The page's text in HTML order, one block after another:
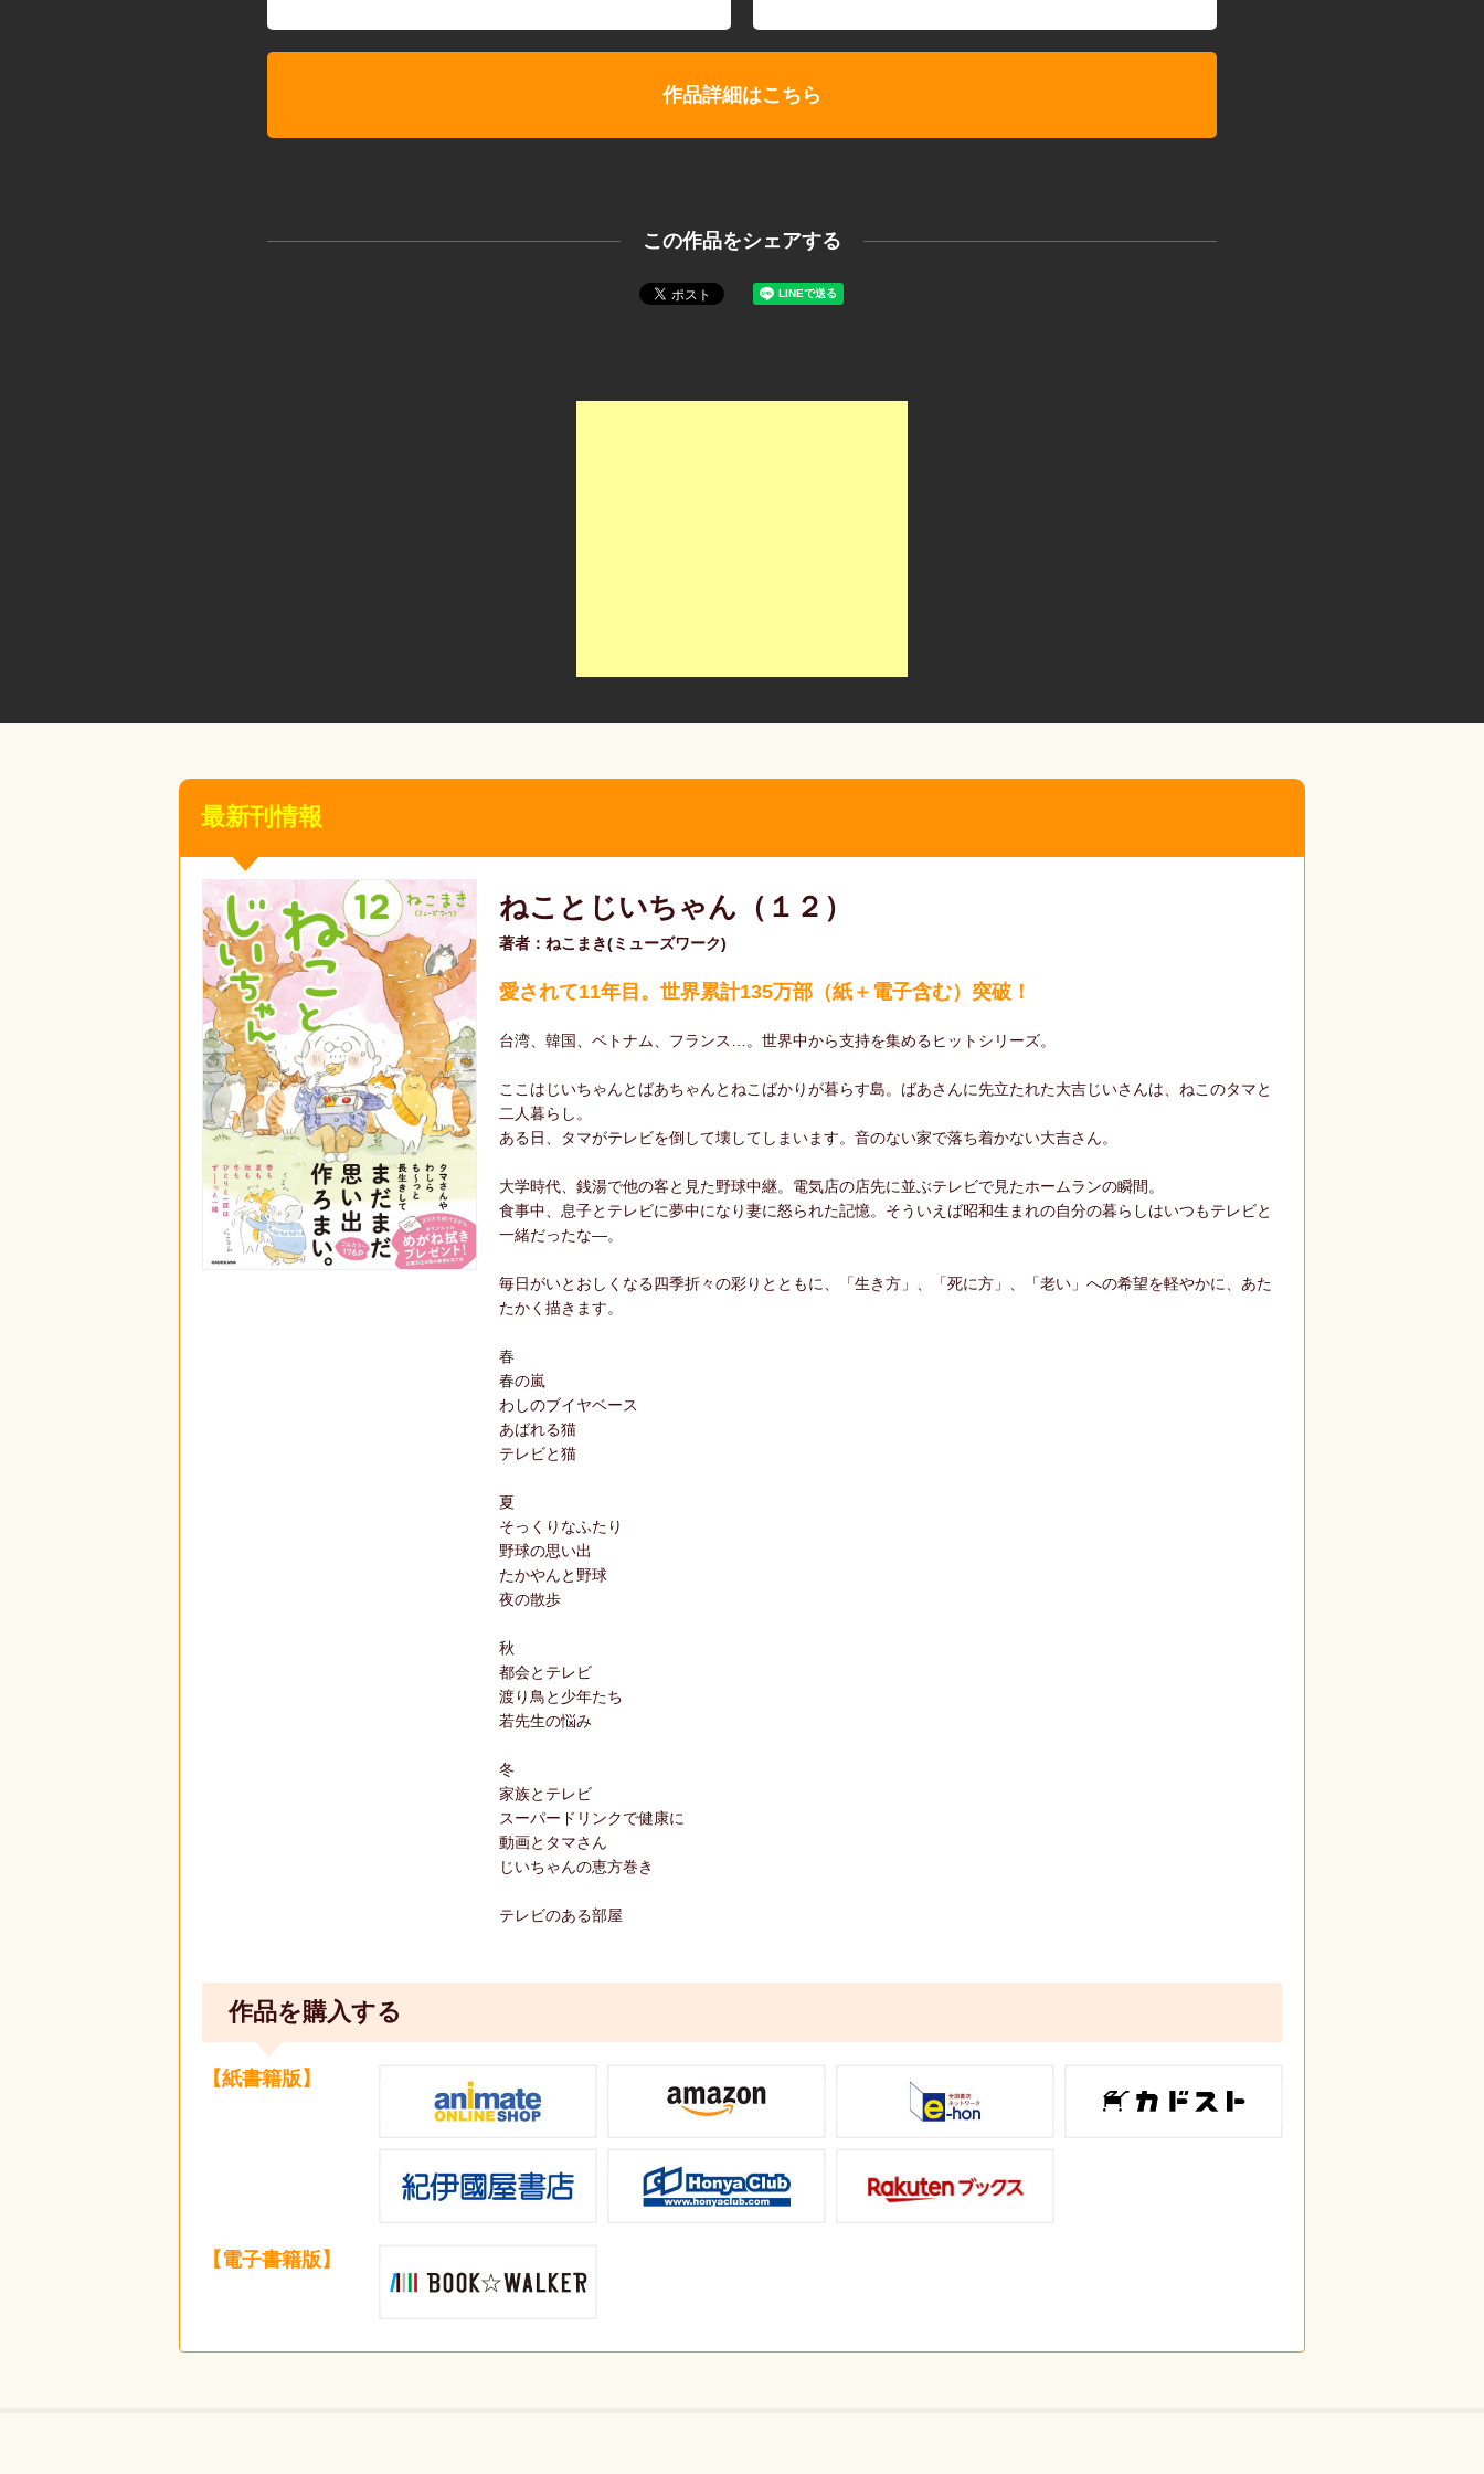
作品詳細はこちら
この作品をシェアする
最新刊情報
ねことじいちゃん（１２）
著者：ねこまき(ミューズワーク)
愛されて11年目。世界累計135万部（紙＋電子含む）突破！
台湾、韓国、ベトナム、フランス…。世界中から支持を集めるヒットシリーズ。
ここはじいちゃんとばあちゃんとねこばかりが暮らす島。ばあさんに先立たれた大吉じいさんは、ねこのタマと
二人暮らし。
ある日、タマがテレビを倒して壊してしまいます。音のない家で落ち着かない大吉さん。
大学時代、銭湯で他の客と見た野球中継。電気店の店先に並ぶテレビで見たホームランの瞬間。
食事中、息子とテレビに夢中になり妻に怒られた記憶。そういえば昭和生まれの自分の暮らしはいつもテレビと
一緒だったな―。
毎日がいとおしくなる四季折々の彩りとともに、「生き方」、「死に方」、「老い」への希望を軽やかに、あた
たかく描きます。
春
春の嵐
わしのブイヤベース
あばれる猫
テレビと猫
夏
そっくりなふたり
野球の思い出
たかやんと野球
夜の散歩
秋
都会とテレビ
渡り鳥と少年たち
若先生の悩み
冬
家族とテレビ
スーパードリンクで健康に
動画とタマさん
じいちゃんの恵方巻き
テレビのある部屋
作品を購入する
【紙書籍版】
【電子書籍版】